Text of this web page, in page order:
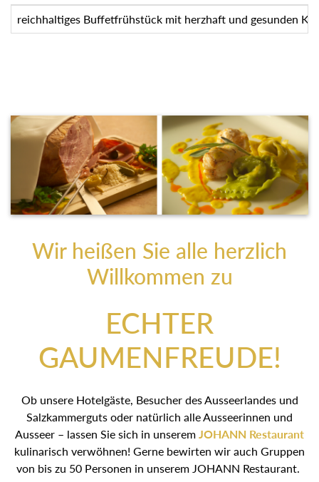
reichhaltiges Buffetfrühstück mit herzhaft und gesunden
Wir heißen Sie alle herzlich
Willkommen zu
ECHTER
GAUMENFREUDE!
Ob unsere Hotelgäste, Besucher des Ausseerlandes und
Salzkammerguts oder natürlich alle Ausseerinnen und
Ausseer – lassen Sie sich in unseremJOHANN
Restaurantkulinarisch verwöhnen! Gerne bewirten wir
auch Gruppen von bis zu 50 Personen in unserem